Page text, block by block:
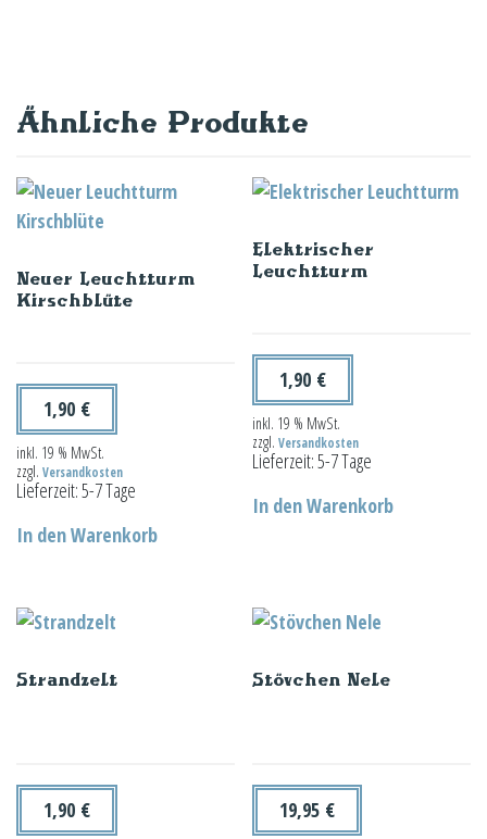
Ähnliche Produkte
Neuer Leuchtturm
Kirschblüte
1,90 €
inkl. 19 % MwSt.
zzgl. Versandkosten
Lieferzeit:5-7 Tage
In den Warenkorb
Elektrischer
Leuchtturm
1,90 €
inkl. 19 % MwSt.
zzgl.Versandkosten
Lieferzeit:5-7 Tage
In den Warenkorb
Strandzelt
1,90 €
Stövchen Nele
19,95 €